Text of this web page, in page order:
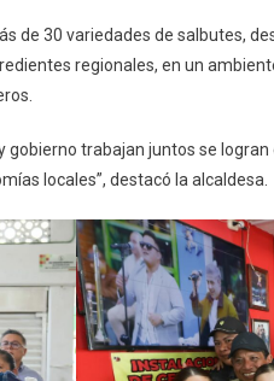
de 30 variedades de salbutes,
regionales, en un
gobierno trabajan juntos se
locales”, destacó la alcaldesa.